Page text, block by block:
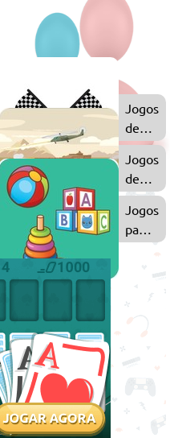
Carros
Jogos
Meninos
Jogos
de
Corrida
Jogos
de
Guerra
Jogos
para